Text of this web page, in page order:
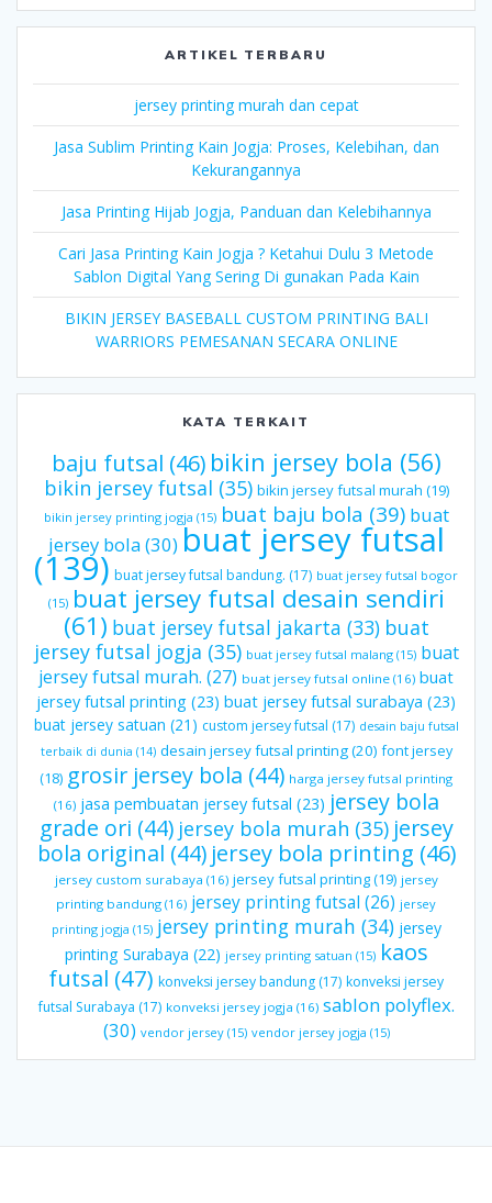
ARTIKEL TERBARU
jersey printing murah dan cepat
Jasa Sublim Printing Kain Jogja: Proses, Kelebihan, dan
Kekurangannya
Jasa Printing Hijab Jogja, Panduan dan Kelebihannya
Cari Jasa Printing Kain Jogja ? Ketahui Dulu 3 Metode
Sablon Digital Yang Sering Di gunakan Pada Kain
BIKIN JERSEY BASEBALL CUSTOM PRINTING BALI
WARRIORS PEMESANAN SECARA ONLINE
KATA TERKAIT
baju futsal (46) bikin jersey bola (56)
bikin jersey futsal (35) bikin jersey futsal murah (19)
bikin jersey printing jogja (15) buat baju bola (39) buat
jersey bola(30)buat jersey futsal
(139) buat jersey futsal bandung. (17) buat jersey futsal bogor
(15) buat jersey futsal desain sendiri
(61) buat jersey futsal jakarta (33) buat
jersey futsal jogja (35) buat jersey futsal malang(15) buat
jersey futsal murah. (27) buat jersey futsal online(16) buat
jersey futsal printing (23) buat jersey futsal surabaya (23)
buat jersey satuan (21) custom jersey futsal (17) desain baju futsal
terbaik di dunia (14) desain jersey futsal printing(20) font jersey
(18) grosir jersey bola (44) harga jersey futsal printing
(16) jasa pembuatan jersey futsal (23) jersey bola
grade ori (44) jersey bola murah (35) jersey
bola original (44) jersey bola printing (46)
jersey custom surabaya (16) jersey futsal printing(19) jersey
printing bandung (16) jersey printing futsal (26) jersey
printing jogja (15) jersey printing murah (34) jersey
printing Surabaya (22) jersey printing satuan (15) kaos
futsal (47) konveksi jersey bandung (17) konveksi jersey
futsal Surabaya (17) konveksi jersey jogja (16) sablon polyflex.
(30) vendor jersey(15) vendor jersey jogja (15)